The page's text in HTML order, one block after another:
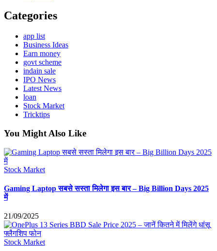
Categories
app list
Business Ideas
Earn money
govt scheme
indain sale
IPO News
Latest News
loan
Stock Market
Tricktips
You Might Also Like
Stock Market
Gaming Laptop सबसे सस्ता मिलेगा इस बार – Big Billion Days 2025
में
21/09/2025
Stock Market